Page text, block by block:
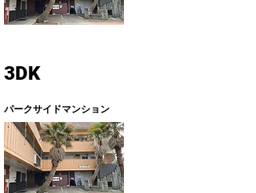
3DK
​パークサイドマンション